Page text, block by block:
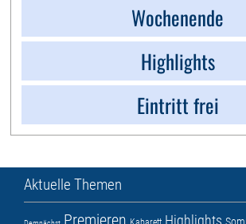
Wochenende
Highlights
Eintritt frei
Aktuelle Themen
Premieren Highlights